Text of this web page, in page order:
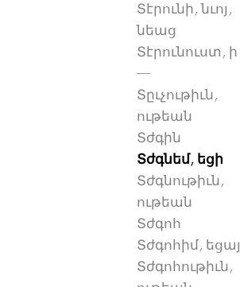
Տէրունի, նւոյ,
նեաց
Տէրունուստ, ի
—
Տըւչութիւն,
ութեան
Տժգին
Տժգնեմ, եցի
Տժգնութիւն,
ութեան
Տժգոհ
Տժգոհիմ, եցայ
Տժգոհութիւն,